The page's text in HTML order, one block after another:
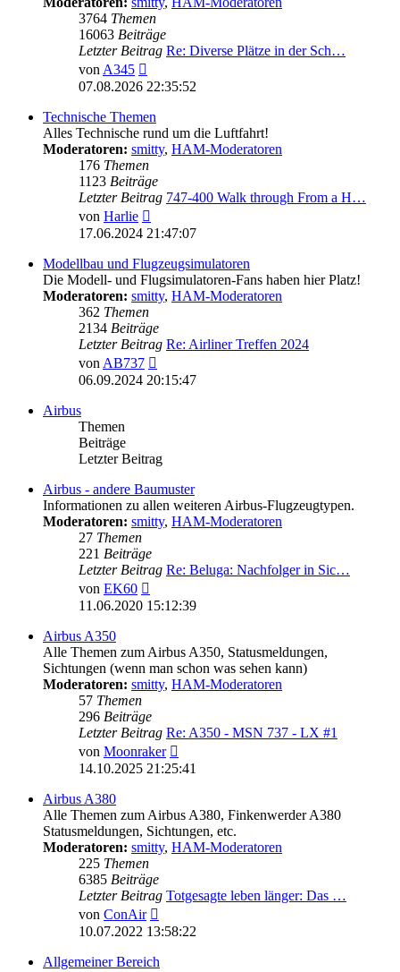
3764 Themen
16063 Beiträge
Letzter Beitrag Re: Diverse Plätze in der Sch…
vonA345
Beitrag
07.08.2026 22:35:52
Technische Themen
Alles Technische rund um die Luftfahrt!
Moderatoren: smitty, HAM-Moderatoren
176 Themen
1123 Beiträge
Letzter Beitrag 747-400 Walk through From a H…
von Harlie
Beitrag
17.06.2024 21:47:07
Modellbau und Flugzeugsimulatoren
Die Modell- und Flugsimulatoren-Fans haben hier Platz!
Moderatoren: smitty, HAM-Moderatoren
362 Themen
2134 Beiträge
Letzter Beitrag Re: Airliner Treffen 2024
vonAB737
Beitrag
06.09.2024 20:15:47
Airbus
Themen
Beiträge
Letzter Beitrag
Airbus - andere Baumuster
Informationen zu allen weiteren Airbus-Flugzeugtypen.
Moderatoren: smitty, HAM-Moderatoren
27 Themen
221 Beiträge
Letzter Beitrag Re: Beluga: Nachfolger in Sic…
von EK60
Beitrag
11.06.2020 15:12:39
Airbus A350
Alle Themen zum Airbus A350, Statusmeldungen,
Sichtungen (wenn man schon was sehen kann)
Moderatoren: smitty, HAM-Moderatoren
57 Themen
296 Beiträge
Letzter Beitrag Re: A350 - MSN 737 - LX #1
von Moonraker
Beitrag
14.10.2025 21:25:41
Airbus A380
Alle Themen zum Airbus A380, Finkenwerder A380
Statusmeldungen, Sichtungen, etc.
Moderatoren: smitty, HAM-Moderatoren
225 Themen
6385 Beiträge
Letzter Beitrag Totgesagte leben länger: Das …
von ConAir
Beitrag
10.07.2022 13:58:22
Allgemeiner Bereich